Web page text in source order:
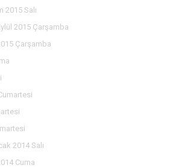
2015 Salı
2015 Çarşamba
Çarşamba
2014 Salı
Cuma